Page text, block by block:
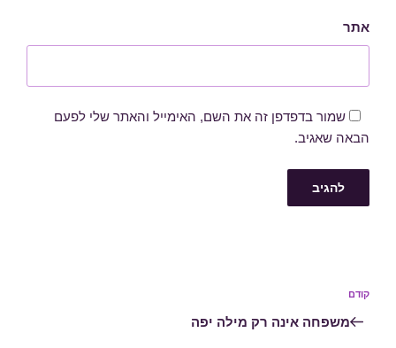
אתר
שמור בדפדפן זה את השם, האימייל והאתר שלי לפעם
הבאה שאגיב.
הפוסט
הקודם
קודם
משפחה אינה רק מילה יפה